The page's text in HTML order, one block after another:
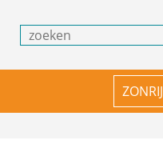
Zoeken